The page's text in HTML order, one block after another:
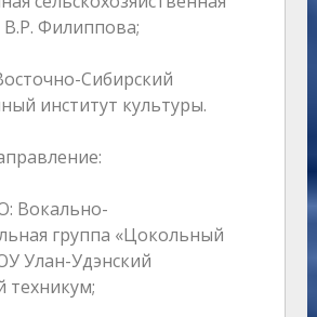
Филиппова;
Сибирский
институт культуры.
Вокально-
группа «Цокольный
Улан-Удэнский